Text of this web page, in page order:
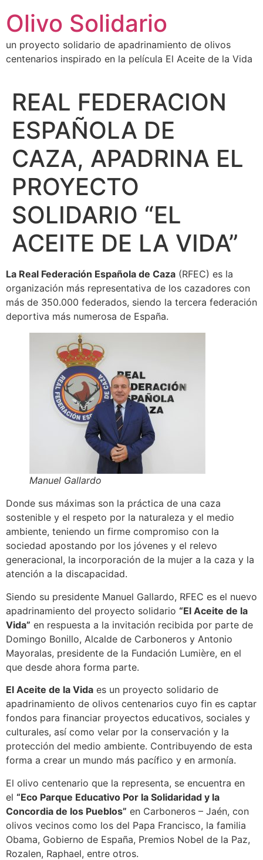
contenido
Olivo Solidario
un proyecto solidario de apadrinamiento de olivos
centenarios inspirado en la película El Aceite de la Vida
REAL FEDERACION
ESPAÑOLA DE
CAZA, APADRINA EL
PROYECTO
SOLIDARIO “EL
ACEITE DE LA VIDA”
La Real Federación Española de Caza (RFEC) es la
organización más representativa de los cazadores con
más de 350.000 federados, siendo la tercera federación
deportiva más numerosa de España.
Manuel Gallardo
Donde sus máximas son la práctica de una caza
sostenible y el respeto por la naturaleza y el medio
ambiente, teniendo un firme compromiso con la
sociedad apostando por los jóvenes y el relevo
generacional, la incorporación de la mujer a la caza y la
atención a la discapacidad.
Siendo su presidente Manuel Gallardo, RFEC es el nuevo
apadrinamiento del proyecto solidario “El Aceite de la
Vida” en respuesta a la invitación recibida por parte de
Domingo Bonillo, Alcalde de Carboneros y Antonio
Mayoralas, presidente de la Fundación Lumière, en el
que desde ahora forma parte.
El Aceite de la Vida es un proyecto solidario de
apadrinamiento de olivos centenarios cuyo fin es captar
fondos para financiar proyectos educativos, sociales y
culturales, así como velar por la conservación y la
protección del medio ambiente. Contribuyendo de esta
forma a crear un mundo más pacífico y en armonía.
El olivo centenario que la representa, se encuentra en
el “Eco Parque Educativo Por la Solidaridad y la
Concordia de los Pueblos” en Carboneros – Jaén, con
olivos vecinos como los del Papa Francisco, la familia
Obama, Gobierno de España, Premios Nobel de la Paz,
Rozalen, Raphael, entre otros.